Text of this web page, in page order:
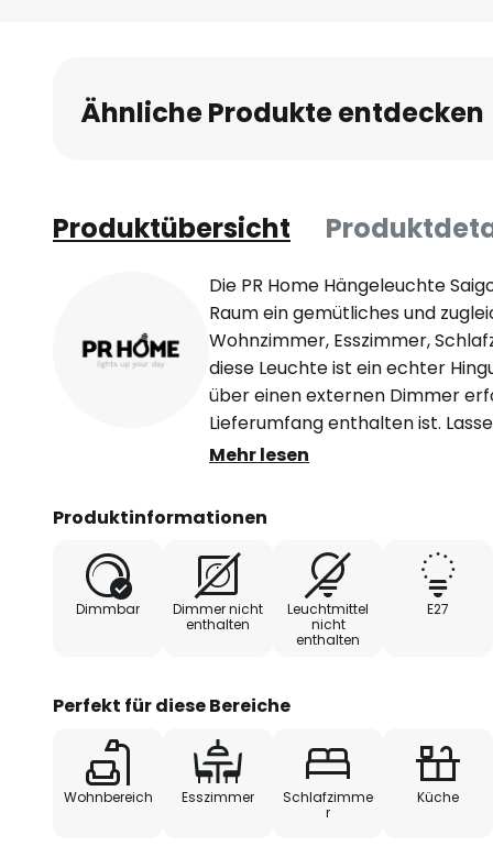
Ähnliche Produkte entdecken
Produktübersicht
Die PR Home Hängeleuchte
Raum ein gemütliches und
Wohnzimmer, Esszimmer,
diese Leuchte ist ein echter
über einen externen Dimmer
Lieferumfang enthalten ist.
des Lichts verzaubern und
Mehr lesen
Produktinformationen
Dimmbar
Dimmer nicht
enthalten
Leuchtmittel
nicht
enthalten
E27
Perfekt für diese Bereiche
Wohnbereich Esszimmer
Schlafzimme
r
Küche